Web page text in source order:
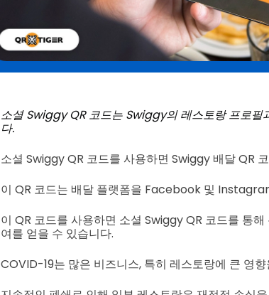
소셜 Swiggy QR 코드는 Swiggy의 레스토랑 프로필
다.
소셜 Swiggy QR 코드를 사용하면 Swiggy 배달 QR
이 QR 코드는 배달 플랫폼을 Facebook 및
이 QR 코드를 사용하면 소셜 Swiggy QR 코드를 통
여를 얻을 수 있습니다.
COVID-19는 많은 비즈니스, 특히 레스토랑에 큰 영